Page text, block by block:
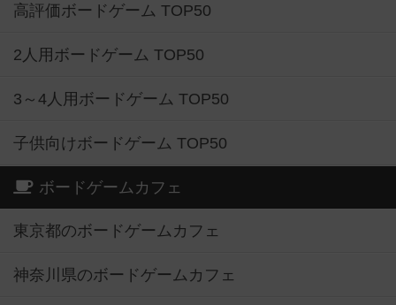
高評価ボードゲーム TOP50
2人用ボードゲーム TOP50
3～4人用ボードゲーム TOP50
子供向けボードゲーム TOP50
ボードゲームカフェ
東京都のボードゲームカフェ
神奈川県のボードゲームカフェ